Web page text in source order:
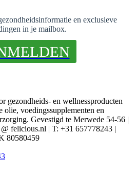
en exclusieve
in je mailbox.
gezondheids- en wellnessproducten
olie, voedingssupplementen en
Gevestigd te Merwede 54-56 |
felicious.nl | T: +31 657778243 |
80580459